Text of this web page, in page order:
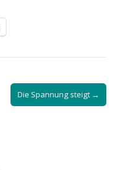
Die Spannung steigt →